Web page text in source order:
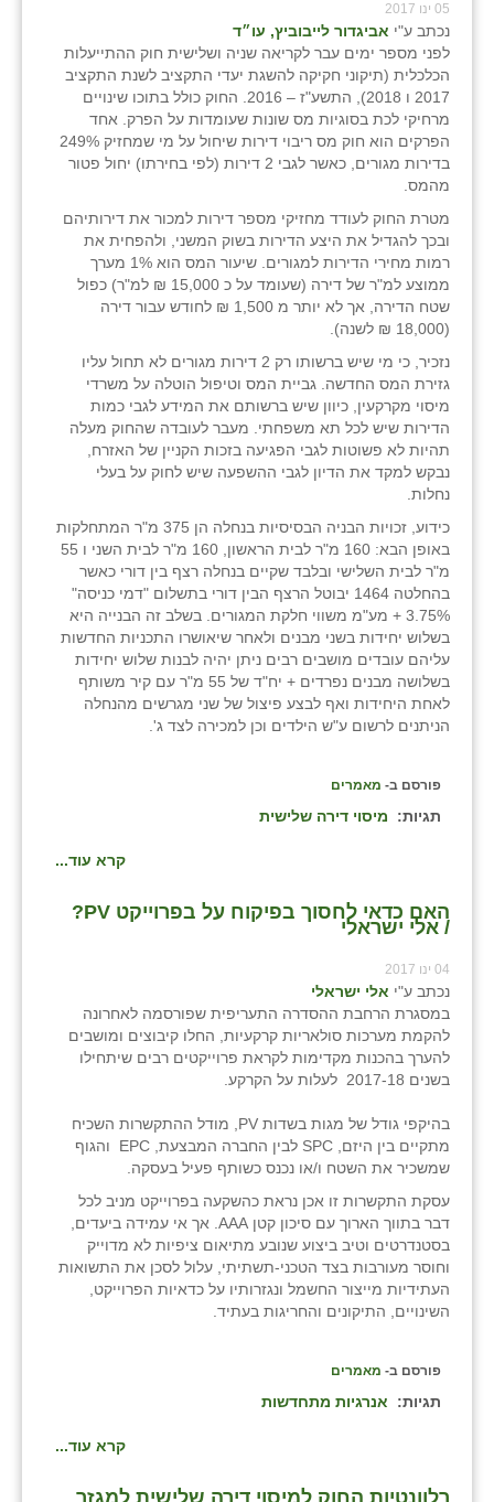
05 ינו 2017
נכתב ע"י אביגדור לייבוביץ, עו״ד
לפני מספר ימים עבר לקריאה שניה ושלישית חוק ההתייעלות
הכלכלית (תיקוני חקיקה להשגת יעדי התקציב לשנת התקציב
2017 ו 2018), התשע"ז – 2016. החוק כולל בתוכו שינויים
מרחיקי לכת בסוגיות מס שונות שעומדות על הפרק. אחד
הפרקים הוא חוק מס ריבוי דירות שיחול על מי שמחזיק 249%
בדירות מגורים, כאשר לגבי 2 דירות (לפי בחירתו) יחול פטור
מהמס.
מטרת החוק לעודד מחזיקי מספר דירות למכור את דירותיהם
ובכך להגדיל את היצע הדירות בשוק המשני, ולהפחית את
רמות מחירי הדירות למגורים. שיעור המס הוא 1% מערך
ממוצע למ"ר של דירה (שעומד על כ 15,000 ₪ למ"ר) כפול
שטח הדירה, אך לא יותר מ 1,500 ₪ לחודש עבור דירה
(18,000 ₪ לשנה).
נזכיר, כי מי שיש ברשותו רק 2 דירות מגורים לא תחול עליו
גזירת המס החדשה. גביית המס וטיפול הוטלה על משרדי
מיסוי מקרקעין, כיוון שיש ברשותם את המידע לגבי כמות
הדירות שיש לכל תא משפחתי. מעבר לעובדה שהחוק מעלה
תהיות לא פשוטות לגבי הפגיעה בזכות הקניין של האזרח,
נבקש למקד את הדיון לגבי ההשפעה שיש לחוק על בעלי
נחלות.
כידוע, זכויות הבניה הבסיסיות בנחלה הן 375 מ"ר המתחלקות
באופן הבא: 160 מ"ר לבית הראשון, 160 מ"ר לבית השני ו 55
מ"ר לבית השלישי ובלבד שקיים בנחלה רצף בין דורי כאשר
בהחלטה 1464 יבוטל הרצף הבין דורי בתשלום "דמי כניסה"
3.75% + מע"מ משווי חלקת המגורים. בשלב זה הבנייה היא
בשלוש יחידות בשני מבנים ולאחר שיאושרו התכניות החדשות
עליהם עובדים מושבים רבים ניתן יהיה לבנות שלוש יחידות
בשלושה מבנים נפרדים + יח"ד של 55 מ"ר עם קיר משותף
לאחת היחידות ואף לבצע פיצול של שני מגרשים מהנחלה
הניתנים לרשום ע"ש הילדים וכן למכירה לצד ג'.
פורסם ב- מאמרים
תגיות: מיסוי דירה שלישית
קרא עוד...
האם כדאי לחסוך בפיקוח על בפרוייקט PV?
/ אלי ישראלי
04 ינו 2017
נכתב ע"י אלי ישראלי
במסגרת הרחבת ההסדרה התעריפית שפורסמה לאחרונה
להקמת מערכות סולאריות קרקעיות, החלו קיבוצים ומושבים
להערך בהכנות מקדימות לקראת פרוייקטים רבים שיתחילו
בשנים 2017-18 לעלות על הקרקע.
בהיקפי גודל של מגות בשדות PV, מודל ההתקשרות השכיח
מתקיים בין היזם, SPC לבין החברה המבצעת, EPC והגוף
שמשכיר את השטח ו/או נכנס כשותף פעיל בעסקה.
עסקת התקשרות זו אכן נראת כהשקעה בפרוייקט מניב לכל
דבר בתווך הארוך עם סיכון קטן AAA. אך אי עמידה ביעדים,
בסטנדרטים וטיב ביצוע שנובע מתיאום ציפיות לא מדוייק
וחוסר מעורבות בצד הטכני-תשתיתי, עלול לסכן את התשואות
העתידיות מייצור החשמל ונגזרותיו על כדאיות הפרוייקט,
השינויים, התיקונים והחריגות בעתיד.
פורסם ב- מאמרים
תגיות: אנרגיות מתחדשות
קרא עוד...
רלוונטיות החוק למיסוי דירה שלישית למגזר
רמת הדר
שבי ציון
שדה ורבורג
שדה צבי
שדמה
שכניה
תלמי יוסף
בוסתן הגליל